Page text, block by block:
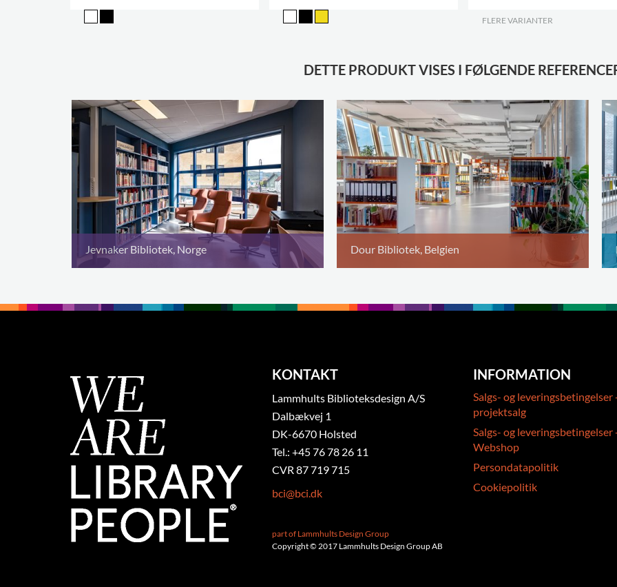
FLERE VARIANTER
DETTE PRODUKT VISES I FØLGENDE
Jevnaker Bibliotek, Norge Dour Bibliotek, Belgien
KONTAKT
Lammhults Biblioteksdesign A/S
Dalbækvej 1
DK-6670 Holsted
Tel.: +45 76 78 26 11
CVR 87 719 715
bci@bci.dk
part of Lammhults Design Group
Copyright © 2017 Lammhults Design Group AB
INFORMATION
Salgs- og leveringsbetingelser
projektsalg
Salgs- og leveringsbetingelser
Webshop
Persondatapolitik
Cookiepolitik